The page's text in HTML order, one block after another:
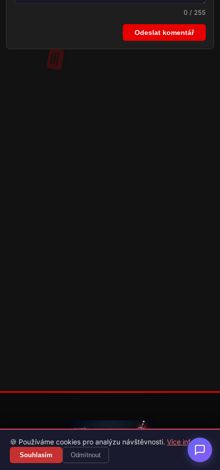
0 / 255
Odeslat komentář
Váš průvodce světem videoher. Novinky, recenze a česko-
🍪 Používáme cookies pro analýzu návštěvnosti. Více info
Souhlasím Odmítnout